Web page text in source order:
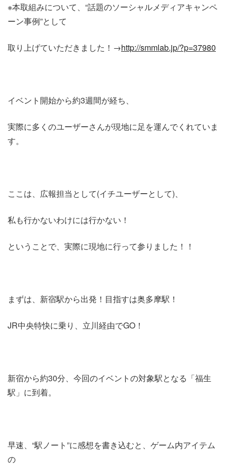
※本取組みについて、“話題のソーシャルメディアキャンペ
ーン事例”として
取り上げていただきました！→http://smmlab.jp/?p=37980
イベント開始から約3週間が経ち、
実際に多くのユーザーさんが現地に足を運んでくれていま
す。
ここは、広報担当として(イチユーザーとして)、
私も行かないわけには行かない！
ということで、実際に現地に行って参りました！！
まずは、新宿駅から出発！目指すは奥多摩駅！
JR中央特快に乗り、立川経由でGO！
新宿から約30分、今回のイベントの対象駅となる「福生
駅」に到着。
早速、“駅ノート”に感想を書き込むと、ゲーム内アイテム
の